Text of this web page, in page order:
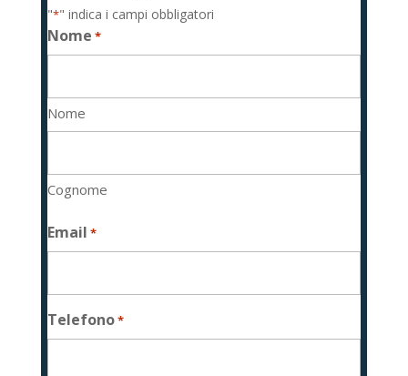
"*" indica i campi obbligatori
Nome *
Nome
Cognome
Email *
Telefono*